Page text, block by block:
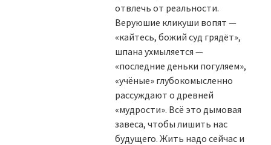
отвлечь от реальности.
Веруюшие кликуши вопят —
«кайтесь, божий суд грядёт»,
шпана ухмыляется —
«последние деньки погуляем»,
«учёные» глубокомысленно
рассуждают о древней
«мудрости». Всё это дымовая
завеса, чтобы лишить нас
будущего. Жить надо сейчас и